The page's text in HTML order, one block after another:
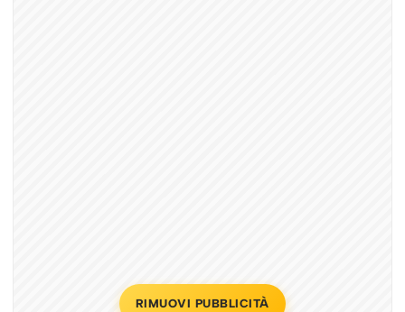
RIMUOVI PUBBLICITÀ